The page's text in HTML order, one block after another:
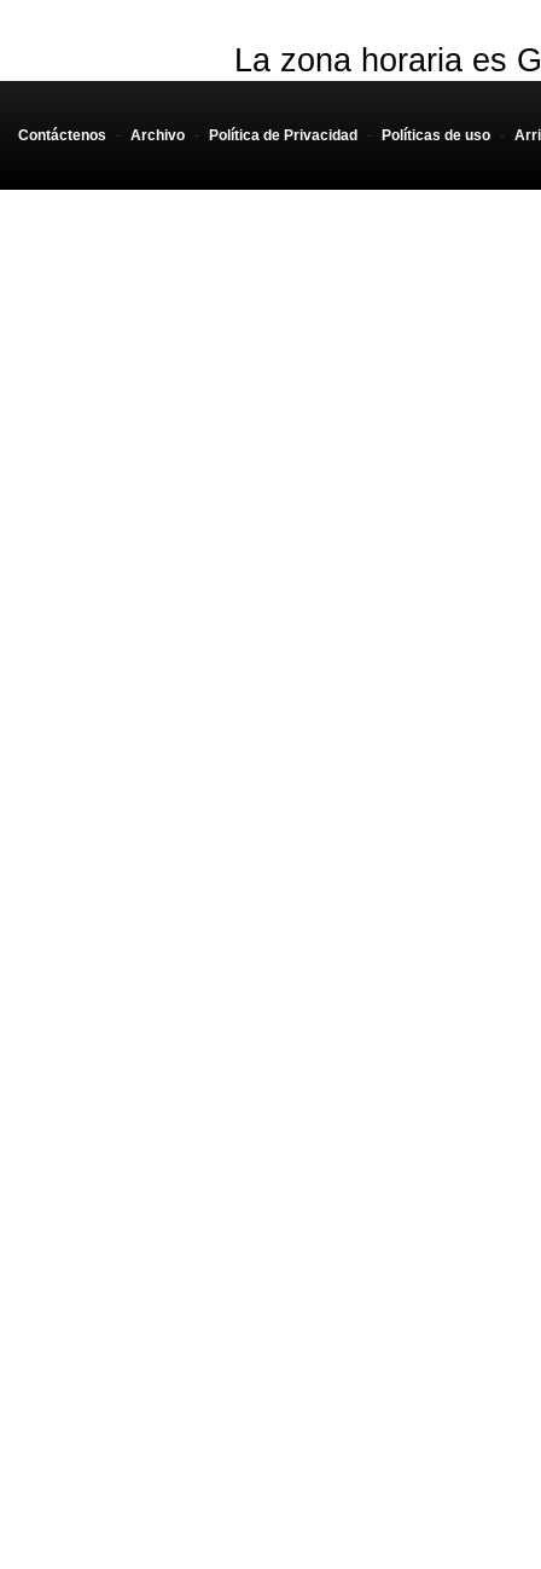
La zona horaria es
Contáctenos - Archivo - Política de Privacidad - Políticas de uso -